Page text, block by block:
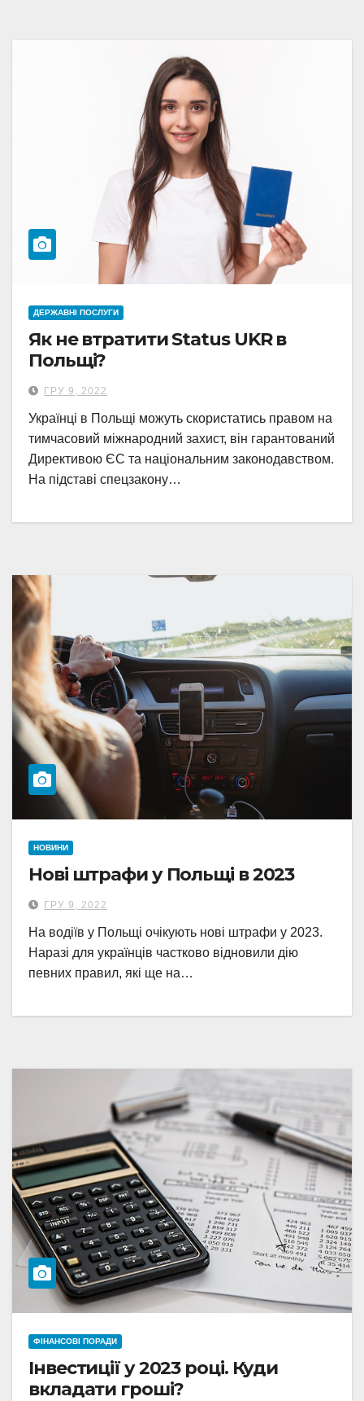
ДЕРЖАВНІ ПОСЛУГИ
Як не втратити Status UKR в
Польщі?
ГРУ 9, 2022
Українці в Польщі можуть скористатись правом на
тимчасовий міжнародний захист, він гарантований
Директивою ЄС та національним законодавством.
На підставі спецзакону…
НОВИНИ
Нові штрафи у Польщі в 2023
ГРУ 9, 2022
На водіїв у Польщі очікують нові штрафи у 2023.
Наразі для українців частково відновили дію
певних правил, які ще на…
ФІНАНСОВІ ПОРАДИ
Інвестиції у 2023 році. Куди
вкладати гроші?